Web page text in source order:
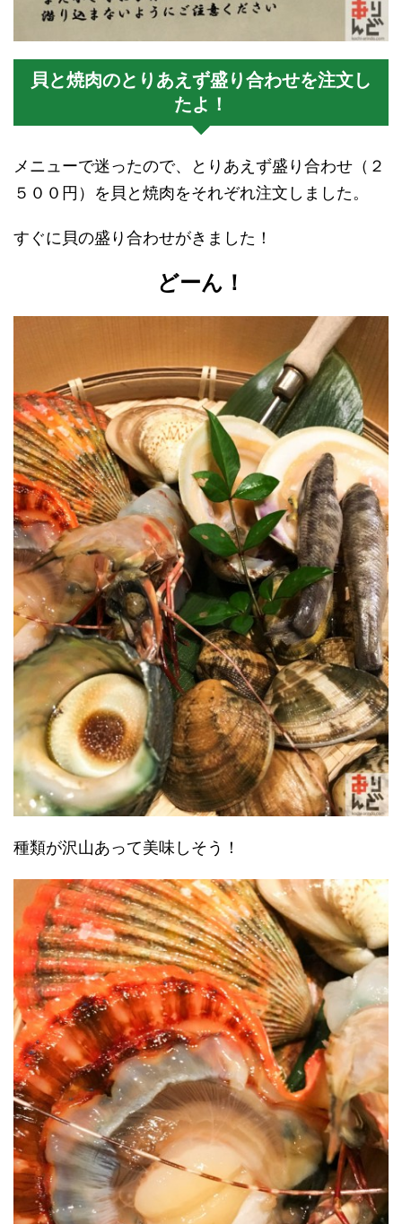
貝と焼肉のとりあえず盛り合わせを注文し
たよ！
メニューで迷ったので、とりあえず盛り合わせ（２
５００円）を貝と焼肉をそれぞれ注文しました。
すぐに貝の盛り合わせがきました！
どーん！
種類が沢山あって美味しそう！